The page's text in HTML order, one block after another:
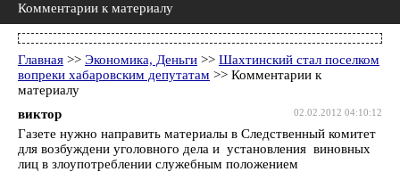
Комментарии к материалу
Главная >> Экономика, Деньги >> Шахтинский стал поселком
вопреки хабаровским депутатам >> Комментарии к
материалу
02.02.2012 04:10:12
виктор
Газете нужно направить материалы в Следственный комитет
для возбуждени уголовного дела и установления виновных
лиц в злоупотреблении служебным положением